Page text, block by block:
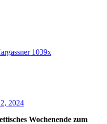
Wochenende zum